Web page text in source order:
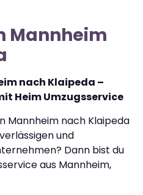
Mannheim
nach Klaipeda –
Heim Umzugsservice
Mannheim nach Klaipeda
und
Dann bist du
aus Mannheim,